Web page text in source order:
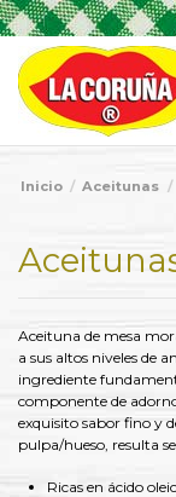
Inicio Aceitunas
Aceituna de mesa
a sus altos niveles de
ingrediente
componente de
exquisito sabor fino y
pulpa/hueso, resulta
Ricas en ácido